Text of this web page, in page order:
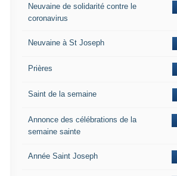
Neuvaine de solidarité contre le
coronavirus
Neuvaine à St Joseph
Prières
Saint de la semaine
Annonce des célébrations de la
semaine sainte
Année Saint Joseph